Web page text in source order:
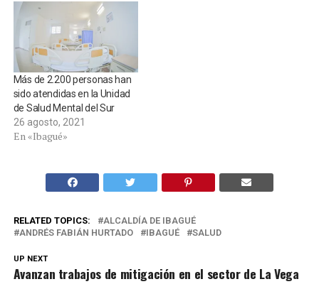
Más de 2.200 personas han
sido atendidas en la Unidad
de Salud Mental del Sur
26 agosto, 2021
En «Ibagué»
RELATED TOPICS:
ALCALDÍA DE IBAGUÉ
ANDRÉS FABIÁN HURTADO
IBAGUÉ SALUD
UP NEXT
Avanzan trabajos de mitigación en el sector de La Vega